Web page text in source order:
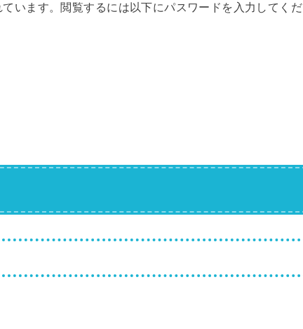
います。閲覧するには以下にパスワードを入力してくだ